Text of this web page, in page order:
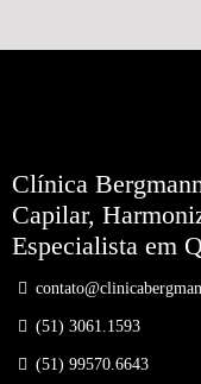
Clínica
Capilar,
Especialista em
(51) 3061.1593
(51) 99570.6643